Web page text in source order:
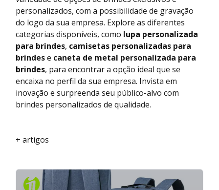
personalizados, com a possibilidade de gravação
do logo da sua empresa. Explore as diferentes
categorias disponíveis, como lupa personalizada
para brindes, camisetas personalizadas para
brindese caneta de metal personalizada para
brindes, para encontrar a opção ideal que se
encaixa no perfil da sua empresa. Invista em
inovação e surpreenda seu público-alvo com
brindes personalizados de qualidade.
+ artigos